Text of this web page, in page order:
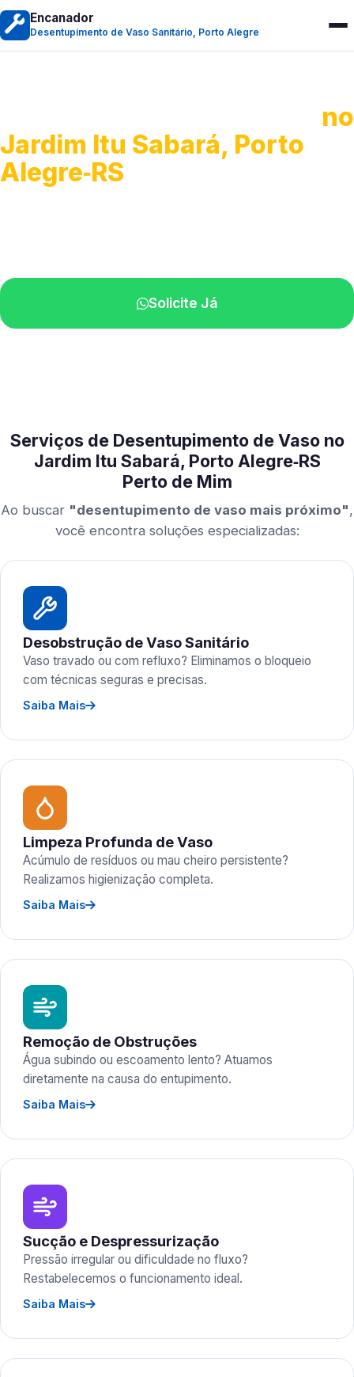
Encanador
Desentupimento de Vaso Sanitário, Porto Alegre
no
Jardim Itu Sabará, Porto
Alegre‑RS
Solicite Já
Serviços de Desentupimento de Vaso no
Jardim Itu Sabará, Porto Alegre‑RS
Perto de Mim
Ao buscar "desentupimento de vaso mais próximo",
você encontra soluções especializadas:
Desobstrução de Vaso Sanitário
Vaso travado ou com refluxo? Eliminamos o bloqueio
com técnicas seguras e precisas.
Saiba Mais
Limpeza Profunda de Vaso
Acúmulo de resíduos ou mau cheiro persistente?
Realizamos higienização completa.
Saiba Mais
Remoção de Obstruções
Água subindo ou escoamento lento? Atuamos
diretamente na causa do entupimento.
Saiba Mais
Sucção e Despressurização
Pressão irregular ou dificuldade no fluxo?
Restabelecemos o funcionamento ideal.
Saiba Mais